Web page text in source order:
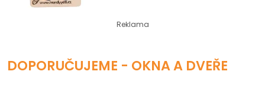
Reklama
DOPORUČUJEME - OKNA A DVEŘE